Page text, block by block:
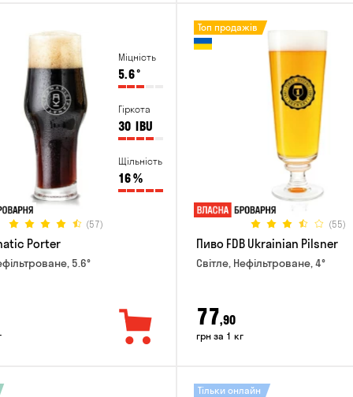
Міцність
5.6°
Гіркота
30 IBU
Щільність
16%
(57)
Porter
5.6°
(55)
Топ продажів
Пиво FDB Ukrainian Pilsner
Світле, Нефільтроване, 4°
77,90
грн за 1 кг
Тільки онлайн